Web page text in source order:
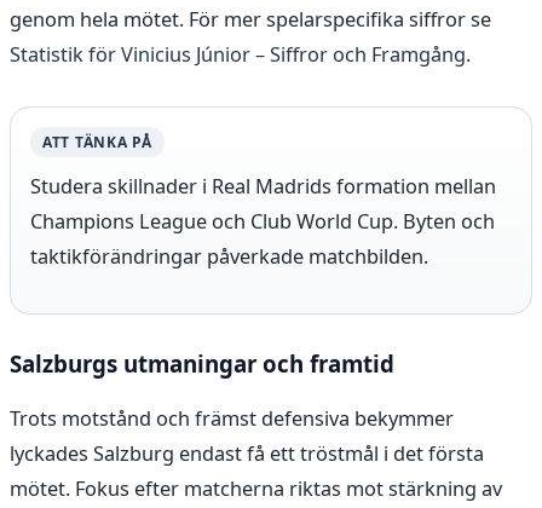
genom hela mötet. För mer spelarspecifika siffror se
Statistik för Vinicius Júnior – Siffror och Framgång.
ATT TÄNKA PÅ
Studera skillnader i Real Madrids formation mellan
Champions League och Club World Cup. Byten och
taktikförändringar påverkade matchbilden.
Salzburgs utmaningar och framtid
Trots motstånd och främst defensiva bekymmer
lyckades Salzburg endast få ett tröstmål i det första
mötet. Fokus efter matcherna riktas mot stärkning av